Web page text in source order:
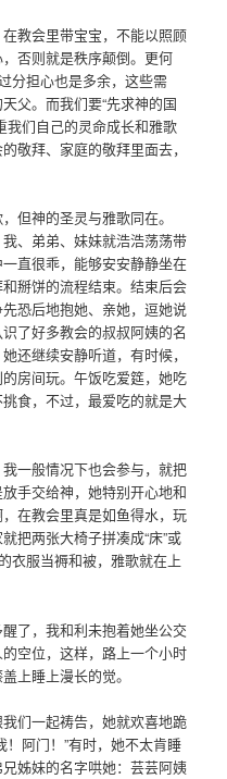
教会里带宝宝，不能以照顾
否则就是秩序颠倒。更何
分担心也是多余，这些需
父。而我们要“先求神的国
我们自己的灵命成长和雅歌
敬拜、家庭的敬拜里面去，
但神的圣灵与雅歌同在。
、弟弟、妹妹就浩浩荡荡带
直很乖，能够安安静静坐在
掰饼的流程结束。结束后会
恐后地抱她、亲她，逗她说
了好多教会的叔叔阿姨的名
还继续安静听道，有时候，
房间玩。午饭吃爱筵，她吃
食，不过，最爱吃的就是大
一般情况下也会参与，就把
手交给神，她特别开心地和
在教会里真是如鱼得水，玩
把两张大椅子拼凑成“床”或
衣服当褥和被，雅歌就在上
了，我和利未抱着她坐公交
空位，这样，路上一个小时
上睡上漫长的觉。
们一起祷告，她就欢喜地跪
阿门！”有时，她不太肯睡
姊妹的名字哄她：芸芸阿姨